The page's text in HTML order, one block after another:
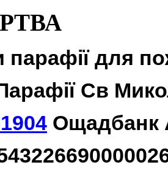
парафії для
Св
Ощадбанк